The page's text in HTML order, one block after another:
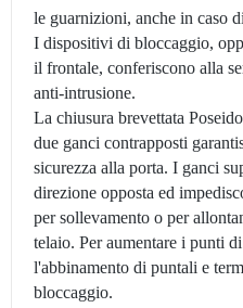
le guarnizioni, anche in caso
I dispositivi di bloccaggio,
il frontale, conferiscono alla
anti-intrusione.
La chiusura brevettata
due ganci contrapposti
sicurezza alla porta. I ganci
direzione opposta ed
per sollevamento o per
telaio. Per aumentare i punti
l'abbinamento di puntali e
bloccaggio.